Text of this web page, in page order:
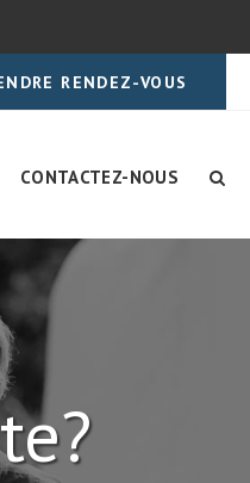
RENDEZ-VOUS
CONTACTEZ-NOUS